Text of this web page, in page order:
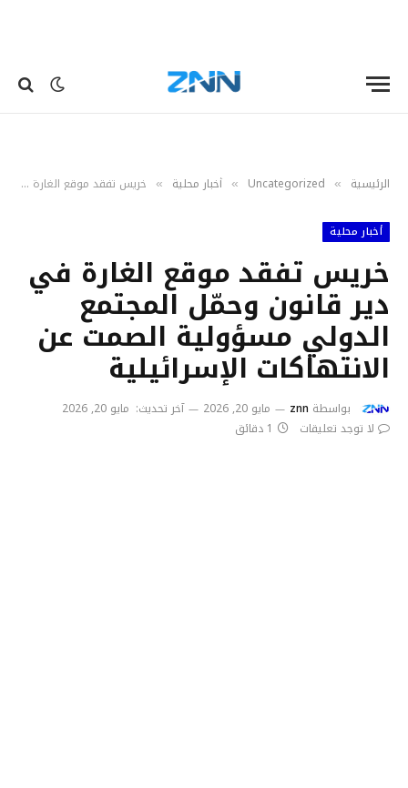
الرئيسية »
Uncategorized
» أخبار محلية » خريس تفقد موقع الغارة في دير قانون وحمّل المجتمع الدولي مسؤولية الصمت عن الانتهاكات الإسرائيلية
أخبار محلية
خريس تفقد موقع الغارة في
دير قانون وحمّل المجتمع
الدولي مسؤولية الصمت عن
الانتهاكات الإسرائيلية
بواسطة znn مايو 20, 2026 آخر تحديث: مايو 20, 2026
لا توجد تعليقات
1 دقائق